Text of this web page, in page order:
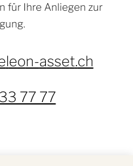
für Ihre Anliegen zur
l n- ss t ch
77 77